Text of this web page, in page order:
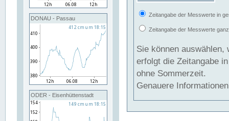
DONAU - Passau
ODER - Eisenhüttenstadt
Zeitangabe der Messwerte in
Zeitangabe der Messwerte
Sie können auswählen,
erfolgt die Zeitangabe
ohne Sommerzeit.
Genauere